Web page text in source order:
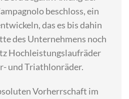
beschloss, ein
das es bis dahin
des Unternehmens noch
Hochleistungslaufräder
und Triathlonräder.
Vorherrschaft im